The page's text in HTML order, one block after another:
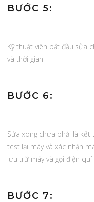
BƯỚC 5:
Kỹ thuật viên bắt đầu sửa
và thời gian
BƯỚC 6:
Sửa xong chưa phải là
test lại máy và xác nhận
lưu trữ máy và gọi điện quí
BƯỚC 7: